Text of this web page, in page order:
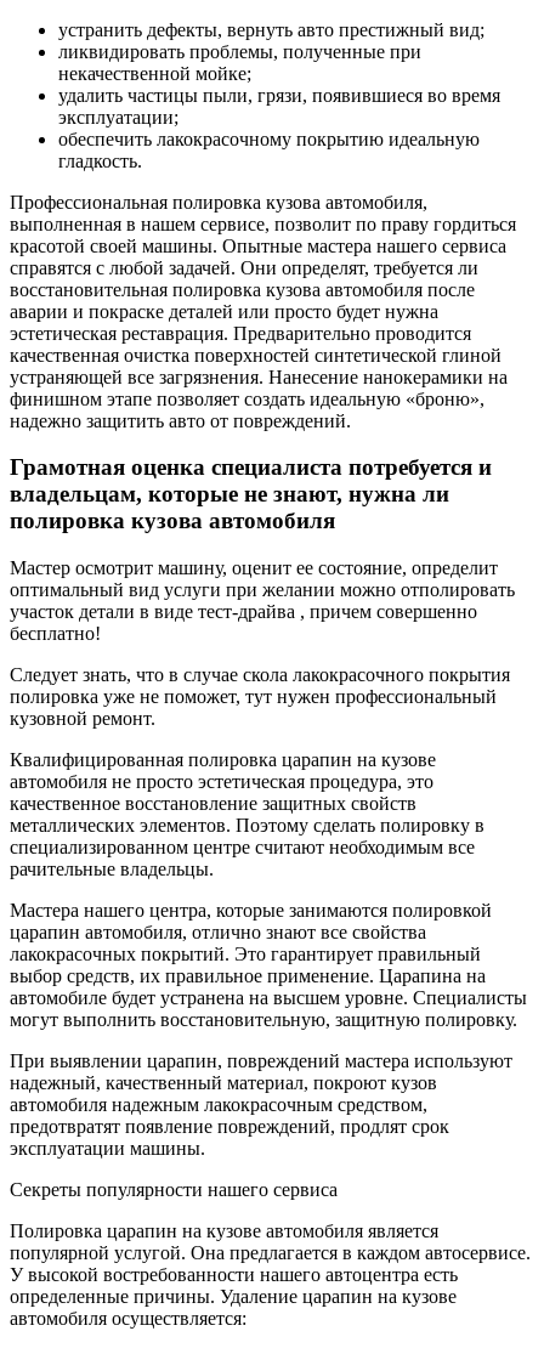
устранить дефекты, вернуть авто престижный вид;
ликвидировать проблемы, полученные при
некачественной мойке;
удалить частицы пыли, грязи, появившиеся во время
эксплуатации;
обеспечить лакокрасочному покрытию идеальную
гладкость.
Профессиональная полировка кузова автомобиля,
выполненная в нашем сервисе, позволит по праву гордиться
красотой своей машины. Опытные мастера нашего сервиса
справятся с любой задачей. Они определят, требуется ли
восстановительная полировка кузова автомобиля после
аварии и покраске деталей или просто будет нужна
эстетическая реставрация. Предварительно проводится
качественная очистка поверхностей синтетической глиной
устраняющей все загрязнения. Нанесение нанокерамики на
финишном этапе позволяет создать идеальную «броню»,
надежно защитить авто от повреждений.
Грамотная оценка специалиста потребуется и
владельцам, которые не знают, нужна ли
полировка кузова автомобиля
Мастер осмотрит машину, оценит ее состояние, определит
оптимальный вид услуги при желании можно отполировать
участок детали в виде тест-драйва , причем совершенно
бесплатно!
Следует знать, что в случае скола лакокрасочного покрытия
полировка уже не поможет, тут нужен профессиональный
кузовной ремонт.
Квалифицированная полировка царапин на кузове
автомобиля не просто эстетическая процедура, это
качественное восстановление защитных свойств
металлических элементов. Поэтому сделать полировку в
специализированном центре считают необходимым все
рачительные владельцы.
Мастера нашего центра, которые занимаются полировкой
царапин автомобиля, отлично знают все свойства
лакокрасочных покрытий. Это гарантирует правильный
выбор средств, их правильное применение. Царапина на
автомобиле будет устранена на высшем уровне. Специалисты
могут выполнить восстановительную, защитную полировку.
При выявлении царапин, повреждений мастера используют
надежный, качественный материал, покроют кузов
автомобиля надежным лакокрасочным средством,
предотвратят появление повреждений, продлят срок
эксплуатации машины.
Секреты популярности нашего сервиса
Полировка царапин на кузове автомобиля является
популярной услугой. Она предлагается в каждом автосервисе.
У высокой востребованности нашего автоцентра есть
определенные причины. Удаление царапин на кузове
автомобиля осуществляется: